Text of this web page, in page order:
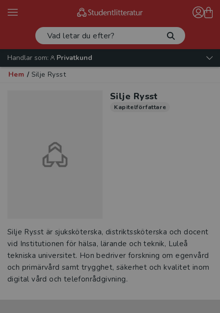
Handlar som:
Privatkund
Hem / Silje Rysst
Silje Rysst
Kapitelförfattare
Silje Rysst är sjuksköterska, distriktssköterska och docent
vid Institutionen för hälsa, lärande och teknik, Luleå
tekniska universitet. Hon bedriver forskning om egenvård
och primärvård samt trygghet, säkerhet och kvalitet inom
digital vård och telefonrådgivning.